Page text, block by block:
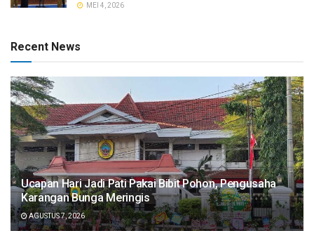
MEI 4, 2026
Recent News
​Ucapan Hari Jadi Pati Pakai Bibit Pohon, Pengusaha
Karangan Bunga Meringis
AGUSTUS 7, 2026